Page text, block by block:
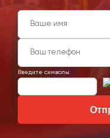
Введите символы: